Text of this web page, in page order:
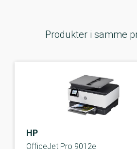
Produkter i samme
HP
OfficeJet Pro 9012e